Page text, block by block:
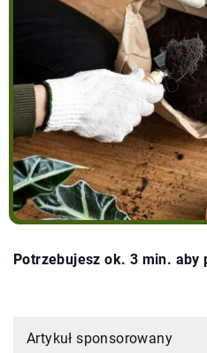
Potrzebujesz ok. 3 min. aby
Artykuł sponsorowany